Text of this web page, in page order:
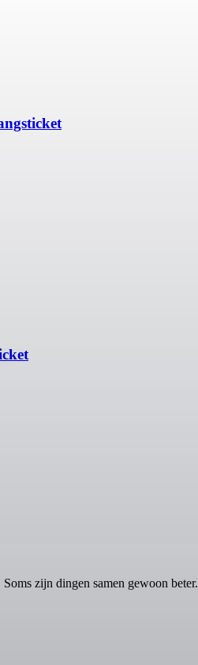
zijn dingen samen gewoon beter.